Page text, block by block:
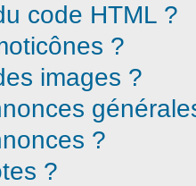
code HTML ?
?
images ?
?
?